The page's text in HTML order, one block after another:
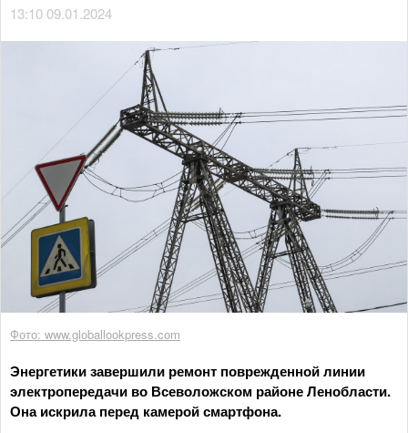
13:10 09.01.2024
Фото: www.globallookpress.com
Энергетики завершили ремонт поврежденной линии
электропередачи во Всеволожском районе Ленобласти.
Она искрила перед камерой смартфона.